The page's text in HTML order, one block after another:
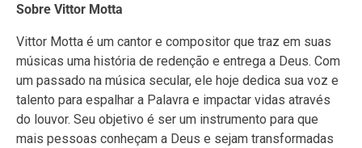
Sobre Vittor Motta
Vittor Motta é um cantor e compositor que traz em suas
músicas uma história de redenção e entrega a Deus. Com
um passado na música secular, ele hoje dedica sua voz e
talento para espalhar a Palavra e impactar vidas através
do louvor. Seu objetivo é ser um instrumento para que
mais pessoas conheçam a Deus e sejam transformadas